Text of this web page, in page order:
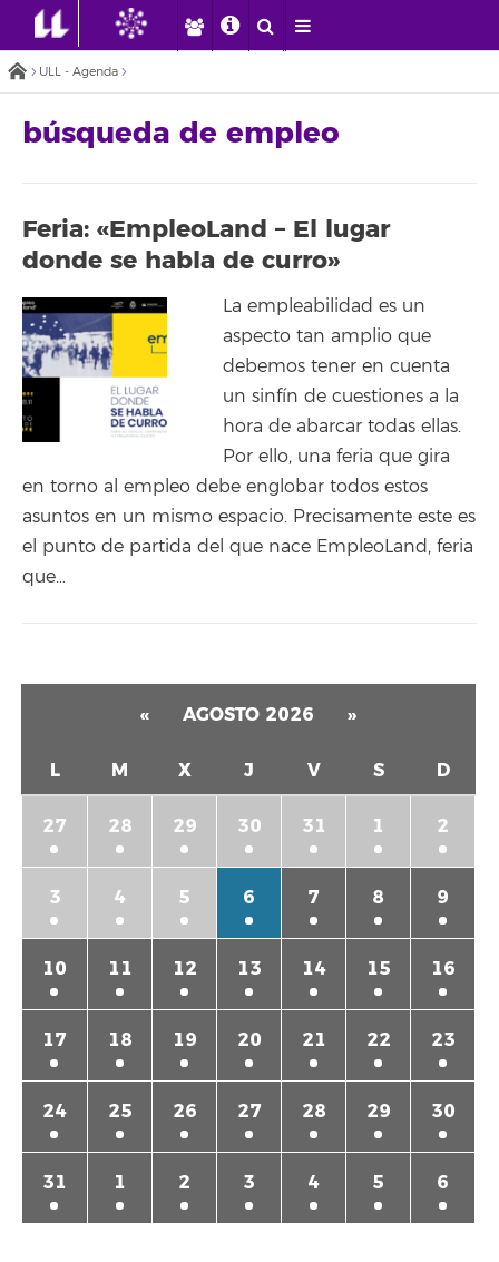
ULL - Agenda
búsqueda de empleo
Feria: «EmpleoLand – El lugar
donde se habla de curro»
La empleabilidad es un
aspecto tan amplio que
debemos tener en cuenta
un sinfín de cuestiones a la
hora de abarcar todas ellas.
Por ello, una feria que gira
en torno al empleo debe englobar todos estos
asuntos en un mismo espacio. Precisamente este es
el punto de partida del que nace EmpleoLand, feria
que…
« AGOSTO 2026 »
L M X J V S D
27 28 29 30 31 1 2
3 4 5 6 7 8 9
10 11 12 13 14 15 16
17 18 19 20 21 22 23
24 25 26 27 28 29 30
31 1 2 3 4 5 6